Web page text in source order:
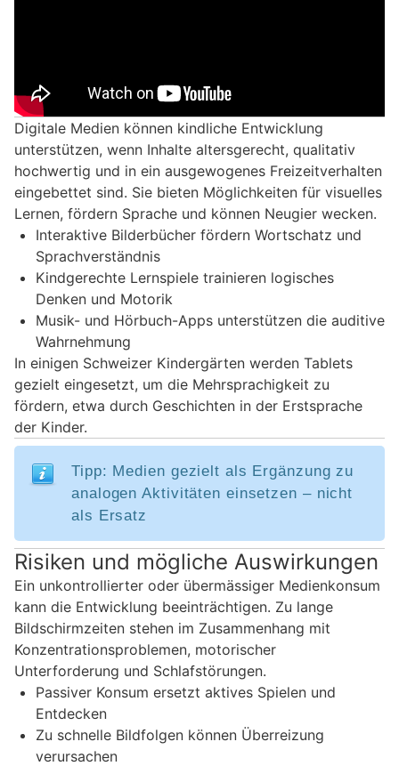
Digitale Medien können kindliche Entwicklung
unterstützen, wenn Inhalte altersgerecht, qualitativ
hochwertig und in ein ausgewogenes Freizeitverhalten
eingebettet sind. Sie bieten Möglichkeiten für visuelles
Lernen, fördern Sprache und können Neugier wecken.
Interaktive Bilderbücher fördern Wortschatz und
Sprachverständnis
Kindgerechte Lernspiele trainieren logisches
Denken und Motorik
Musik- und Hörbuch-Apps unterstützen die auditive
Wahrnehmung
In einigen Schweizer Kindergärten werden Tablets
gezielt eingesetzt, um die Mehrsprachigkeit zu
fördern, etwa durch Geschichten in der Erstsprache
der Kinder.
Tipp: Medien gezielt als Ergänzung zu
analogen Aktivitäten einsetzen – nicht
als Ersatz
Risiken und mögliche Auswirkungen
Ein unkontrollierter oder übermässiger Medienkonsum
kann die Entwicklung beeinträchtigen. Zu lange
Bildschirmzeiten stehen im Zusammenhang mit
Konzentrationsproblemen, motorischer
Unterforderung und Schlafstörungen.
Passiver Konsum ersetzt aktives Spielen und
Entdecken
Zu schnelle Bildfolgen können Überreizung
verursachen